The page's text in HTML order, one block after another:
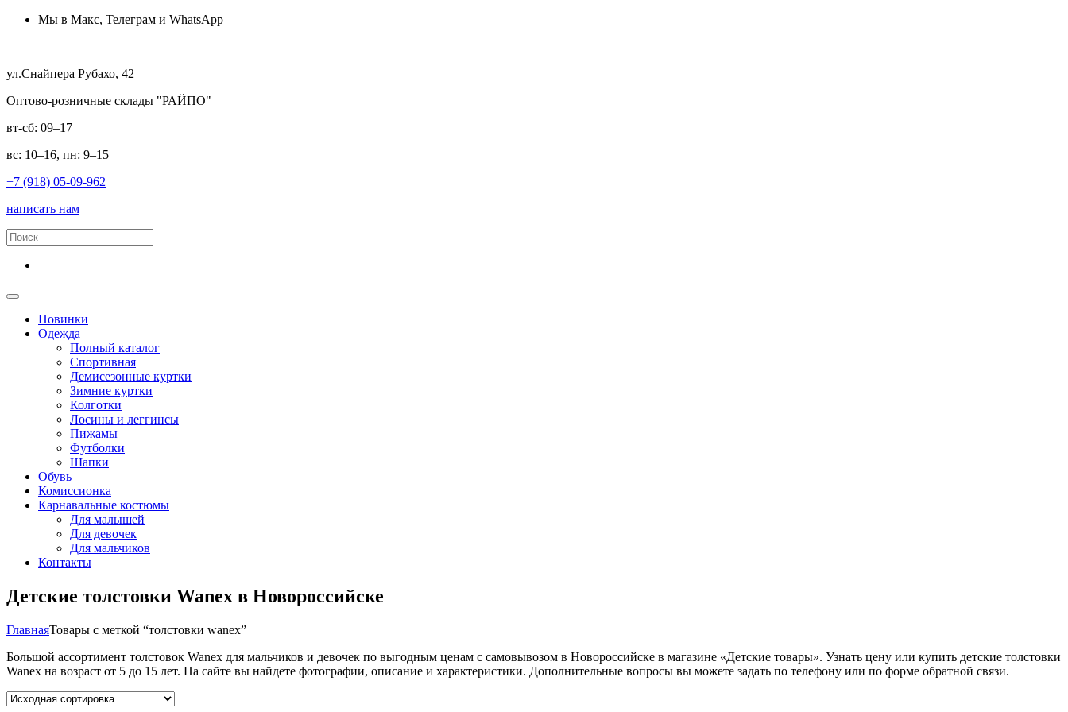
Мы в Макс, Телеграм и WhatsApp
ул.Снайпера Рубахо, 42
Оптово-розничные склады "РАЙПО"
вт-сб: 09–17
вс: 10–16, пн: 9–15
+7 (918) 05-09-962
написать нам
Новинки
Одежда
Полный каталог
Спортивная
Демисезонные куртки
Зимние куртки
Колготки
Лосины и леггинсы
Пижамы
Футболки
Шапки
Обувь
Комиссионка
Карнавальные костюмы
Для малышей
Для девочек
Для мальчиков
Контакты
Детские толстовки Wanex в Новороссийске
ГлавнаяТовары с меткой “толстовки wanex”
Большой ассортимент толстовок Wanex для мальчиков и девочек по выгодным ценам с самовывозом в Новороссийске в магазине «Детские товары». Узнать цену или купить детские толстовки
Wanex на возраст от 5 до 15 лет. На сайте вы найдете фотографии, описание и характеристики. Дополнительные вопросы вы можете задать по телефону или по форме обратной связи.